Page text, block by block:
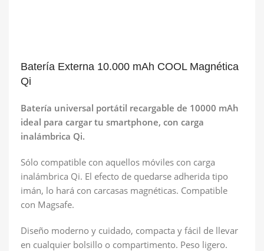
Batería Externa 10.000 mAh COOL Magnética
Qi
Batería universal portátil recargable de 10000 mAh
ideal para cargar tu smartphone, con carga
inalámbrica Qi.
Sólo compatible con aquellos móviles con carga
inalámbrica Qi. El efecto de quedarse adherida tipo
imán, lo hará con carcasas magnéticas. Compatible
con Magsafe.
Diseño moderno y cuidado, compacta y fácil de llevar
en cualquier bolsillo o compartimento. Peso ligero.